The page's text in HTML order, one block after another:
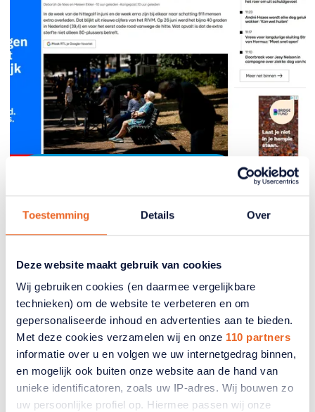
Toestemming Details Over
Deze website maakt gebruik van cookies
Wij gebruiken cookies (en daarmee vergelijkbare
technieken) om de website te verbeteren en om
gepersonaliseerde inhoud en advertenties aan te bieden.
Met deze cookies verzamelen wij en onze 110 partners
informatie over u en volgen we uw internetgedrag binnen,
en mogelijk ook buiten onze website aan de hand van
unieke identificatoren, zoals uw IP-adres. Wij bouwen zo
uw persoonlijke profiel op. Hiermee passen wij onze
ANBO-PCOB bij RTL Nieuws
met reactie op oversterfte door
hitte
Er zijn naar schatting 911 mensen extra overleden
door de extreme hitte van eind juni en begin juli.
Dit zijn zeker niet alleen maar ouderen, maar het is
wel een groep die extra gevaar loopt. RTL Nieuws
kwam langs bij ANBO-PCOB en vroeg om een
toelichting.
15 juli 2026